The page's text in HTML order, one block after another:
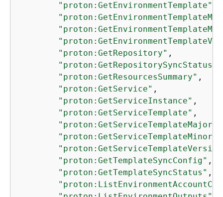
"proton:GetEnvironmentTemplate"
"proton:GetRepository" ,
"proton:GetRepositorySyncStatus"
"proton:GetResourcesSummary" ,
"proton:GetService" ,
"proton:GetServiceInstance" ,
"proton:GetServiceTemplate" ,
"proton:GetTemplateSyncConfig" ,
"proton:GetTemplateSyncStatus" ,